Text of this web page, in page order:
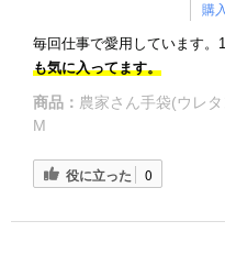
購
毎回仕事で愛用しています。
も気に入ってます。
商品： 農家さん手袋(ウレ
M
役に立った 0